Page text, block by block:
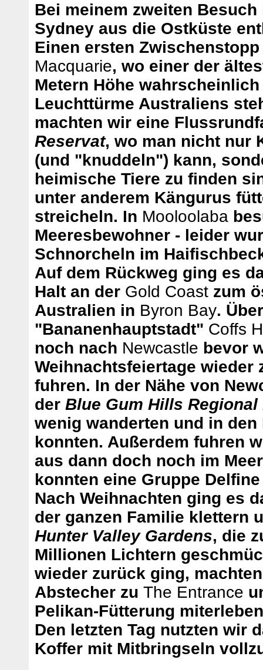
Bei meinem zweiten
Sydney aus die Ostküste
Einen ersten
Macquarie, wo einer der
Metern Höhe
Leuchttürme Australiens
machten wir eine
Reservat, wo man nicht nur
(und "knuddeln") kann,
heimische Tiere zu finden
unter anderem Kängurus
streicheln. In Mooloolaba
Meeresbewohner - leider
Schnorcheln im
Auf dem Rückweg ging es
Halt an der Gold Coast zum
Australien in Byron Bay.
"Bananenhauptstadt" Coffs
noch nach Newcastle bevor
Weihnachtsfeiertage wieder
fuhren. In der Nähe von
der Blue Gum Hills Regional
wenig wanderten und in
konnten. Außerdem fuhren
aus dann doch noch im
konnten eine Gruppe
Nach Weihnachten ging es
der ganzen Familie klettern
Hunter Valley Gardens, die
Millionen Lichtern
wieder zurück ging,
Abstecher zu The Entrance
Pelikan-Fütterung
Den letzten Tag nutzten wir
Koffer mit Mitbringseln